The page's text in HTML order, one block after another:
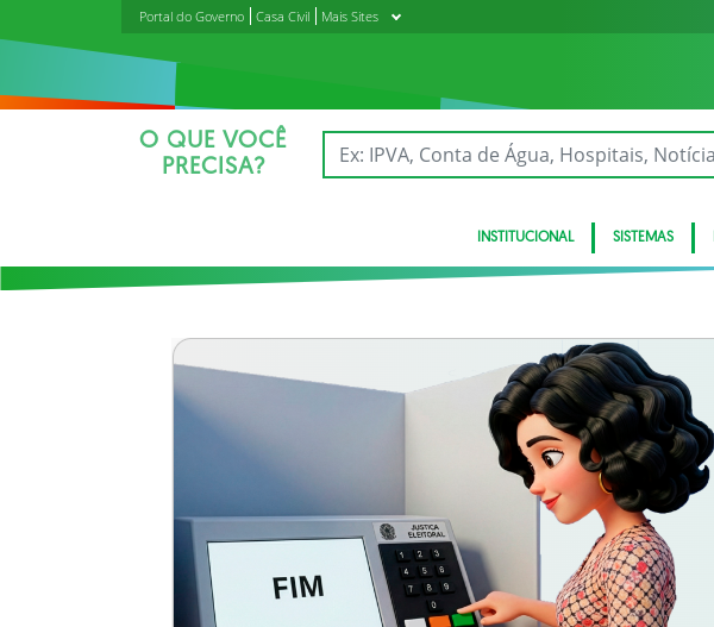
Portal do Governo Casa Civil Mais Sites
O QUE VOCÊ
PRECISA?
INSTITUCIONAL SISTEMAS